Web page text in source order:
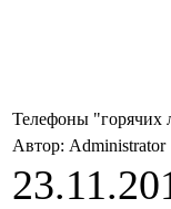
Телефоны "горячих
Автор: Administrator